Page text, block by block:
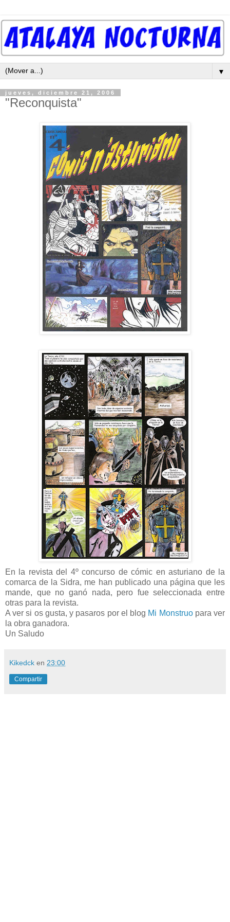
▼
jueves, diciembre 21, 2006
"Reconquista"
En la revista del 4º concurso de cómic en asturiano de la
comarca de la Sidra, me han publicado una página que les
mande, que no ganó nada, pero fue seleccionada entre
otras para la revista.
A ver si os gusta, y pasaros por el blog Mi Monstruopara ver
la obra ganadora.
Un Saludo
Kikedck en 23:00
Compartir